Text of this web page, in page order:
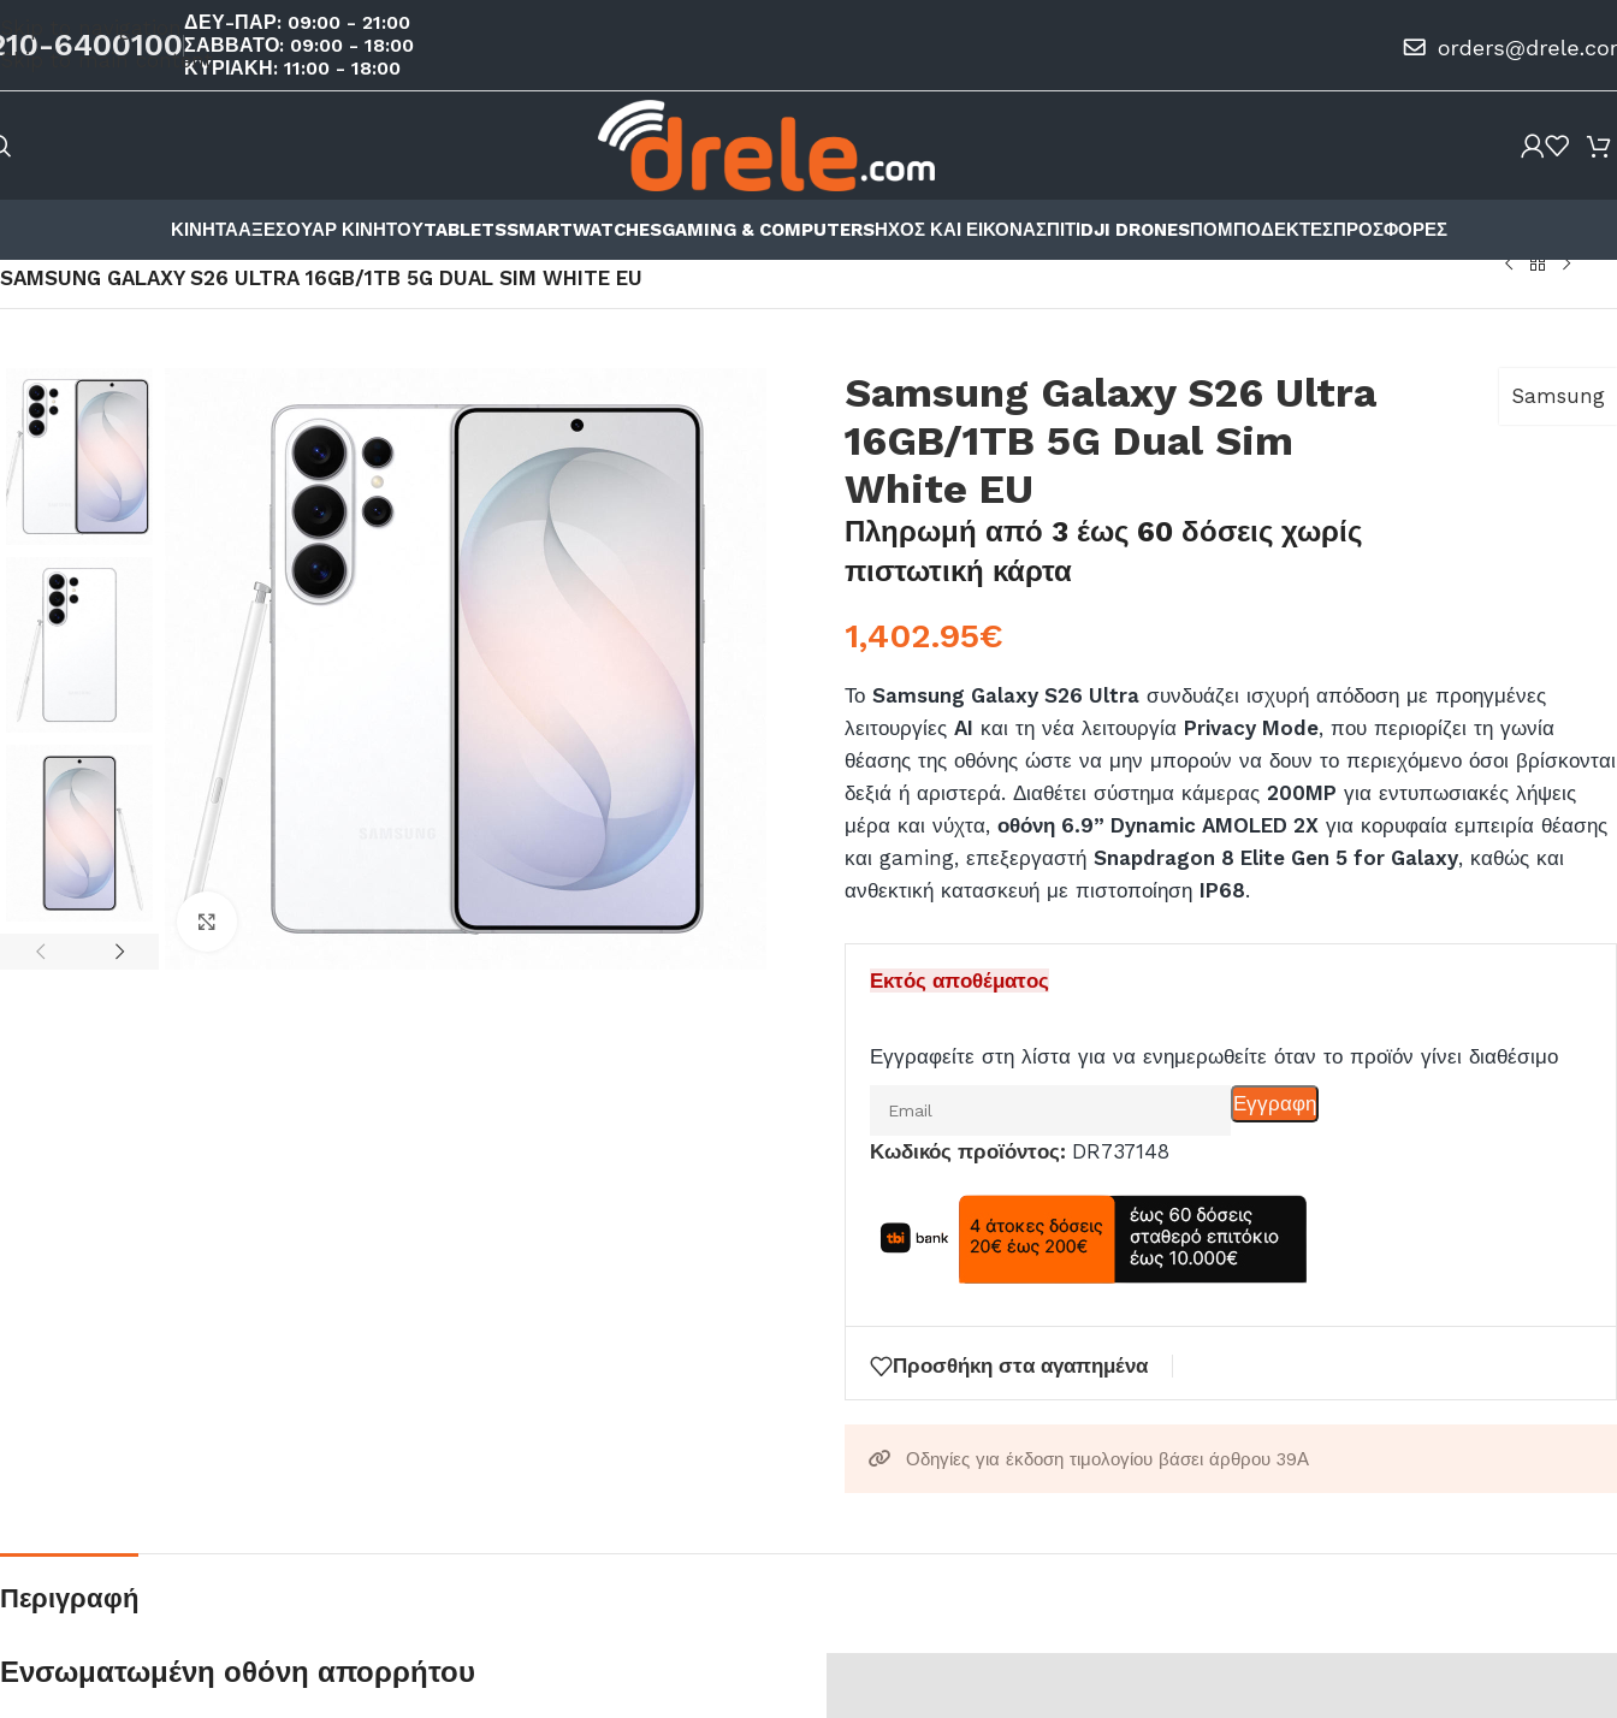
Skip to main content
6400100
ΔΕΥ-ΠΑΡ: 09:00 - 21:00
ΣΑΒΒΑΤΟ: 09:00 - 18:00
ΚΥΡΙΑΚΗ: 11:00 - 18:00
ΚΙΝΗΤΑΑΞΕΣΟΥΑΡ ΚΙΝΗΤΟΥTABLETSSMARTWATCHESGAMING & COMPUTERSΗΧΟΣ ΚΑΙ ΕΙΚΟΝΑΣΠΙΤΙDJI DRONESΠΟΜΠΟΔΈΚΤΕΣΠΡΟΣΦΟΡΈΣ
SAMSUNG GALAXY S26 ULTRA 16GB/1TB 5G DUAL SIM WHITE EU
Click to enlarge
Samsung Galaxy S26 Ultra
16GB/1TB 5G Dual Sim
White EU
Πληρωμή από 3 έως 60 δόσεις χωρίς
πιστωτική κάρτα
Samsung
1,402.95€
Το Samsung Galaxy S26 Ultra συνδυάζει ισχυρή απόδοση με προηγμένες
λειτουργίες AI και τη νέα λειτουργία Privacy Mode, που περιορίζει τη γωνία
θέασης της οθόνης ώστε να μην μπορούν να δουν το περιεχόμενο όσοι βρίσκονται
δεξιά ή αριστερά. Διαθέτει σύστημα κάμερας 200MP για εντυπωσιακές λήψεις
μέρα και νύχτα, οθόνη 6.9” Dynamic AMOLED 2X για κορυφαία εμπειρία θέασης
και gaming, επεξεργαστή Snapdragon 8 Elite Gen 5 for Galaxy, καθώς και
ανθεκτική κατασκευή με πιστοποίηση IP68.
Εκτός αποθέματος
Εγγραφείτε στη λίστα για να ενημερωθείτε όταν το προϊόν γίνει διαθέσιμο
email
για
να
αναμονής
αυτό
Εγγραφη
Κωδικός προϊόντος: DR737148
Προσθήκη στα αγαπημένα
Οδηγίες για έκδοση τιμολογίου βάσει άρθρου 39Α
Περιγραφή
Ενσωματωμένη οθόνη απορρήτου